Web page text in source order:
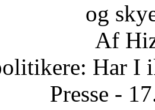
og
Af
Har I
Presse -